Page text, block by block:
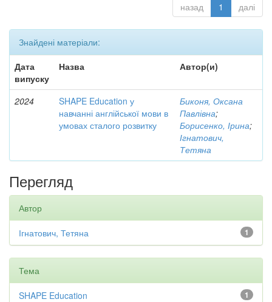
назад 1 далі
Знайдені матеріали:
Дата
випуску
Назва Автор(и)
2024
SHAPE Education у
навчанні англійської мови в
умовах сталого розвитку
Биконя, Оксана
Павлівна;
Борисенко, Ірина;
Ігнатович,
Тетяна
Перегляд
Автор
1
Ігнатович, Тетяна
Тема
1
SHAPE Education